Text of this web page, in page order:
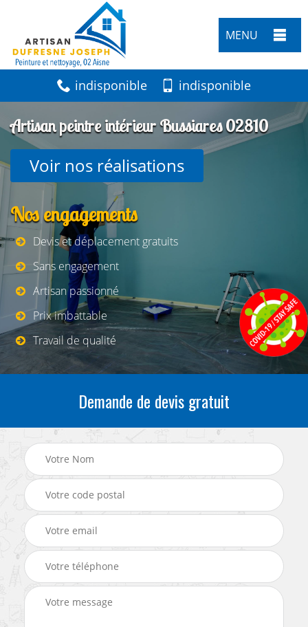
MENU
indisponible indisponible
Artisan peintre intérieur Bussiares 02810
Voir nos réalisations
Nos engagements
Devis et déplacement gratuits
Sans engagement
Artisan passionné
Prix imbattable
Travail de qualité
Demande de devis gratuit